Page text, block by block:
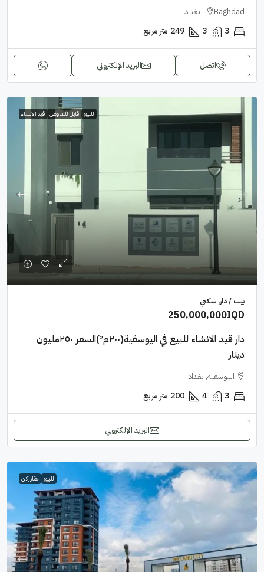
Baghdad, بغداد
3
3
249 متر مربع
اتصل البريد الإلكتروني
للبيع قابل للتفاوض قيد الانشاء
بيت / دار, سكني
250,000,000IQD
دار قيد الانشاء للبيع في اليوسفية(٢٠٠م²)السعر ٢٥٠مليون
دينار
اليوسفية, بغداد
3
4
200 متر مربع
البريد الإلكتروني
للبيع عقار ركن